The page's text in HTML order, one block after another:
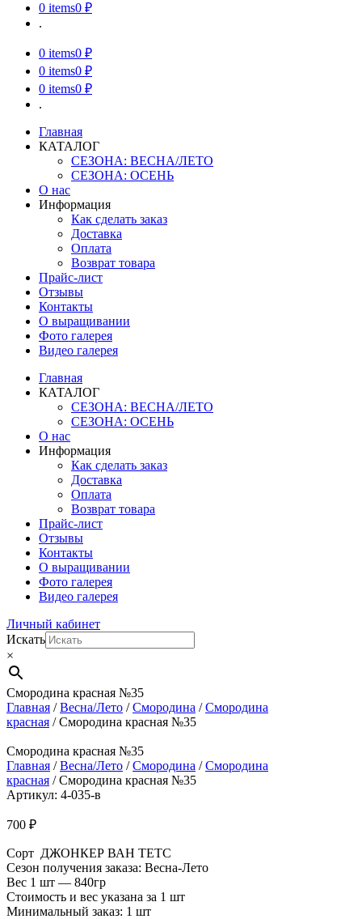
0 items0 ₽
.
0 items0 ₽
0 items0 ₽
0 items0 ₽
.
Главная
КАТАЛОГ
СЕЗОНА: ВЕСНА/ЛЕТО
СЕЗОНА: ОСЕНЬ
О нас
Информация
Как сделать заказ
Доставка
Оплата
Возврат товара
Прайс-лист
Отзывы
Контакты
О выращивании
Фото галерея
Видео галерея
Главная
КАТАЛОГ
СЕЗОНА: ВЕСНА/ЛЕТО
СЕЗОНА: ОСЕНЬ
О нас
Информация
Как сделать заказ
Доставка
Оплата
Возврат товара
Прайс-лист
Отзывы
Контакты
О выращивании
Фото галерея
Видео галерея
Личный кабинет
Искать
×
Смородина красная №35
Главная /Весна/Лето /Смородина /Смородина
красная / Смородина красная №35
Смородина красная №35
Главная /Весна/Лето /Смородина /Смородина
красная / Смородина красная №35
Артикул: 4-035-в
700 ₽
Сорт ДЖОНКЕР ВАН ТЕТС
Сезон получения заказа: Весна-Лето
Вес 1 шт — 840гр
Стоимость и вес указана за 1 шт
Минимальный заказ: 1 шт